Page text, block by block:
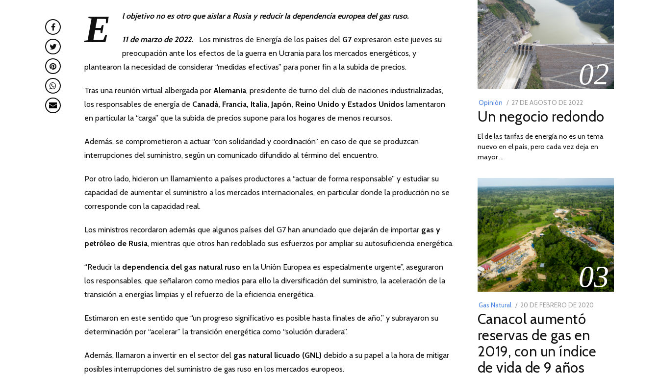
E l objetivo no es otro que aislar a Rusia y reducir la dependencia europea del gas ruso.
11 de marzo de 2022. Los ministros de Energía de los países del G7expresaron este jueves su
preocupación ante los efectos de la guerra en Ucrania para los mercados energéticos, y
plantearon la necesidad de considerar “medidas efectivas” para poner fin a la subida de precios.
Tras una reunión virtual albergada por Alemania, presidente de turno del club de naciones industrializadas,
los responsables de energía de Canadá, Francia, Italia, Japón, Reino Unido y Estados Unidos lamentaron
en particular la “carga” que la subida de precios supone para los hogares de menos recursos.
Además, se comprometieron a actuar “con solidaridad y coordinación” en caso de que se produzcan
interrupciones del suministro, según un comunicado difundido al término del encuentro.
Por otro lado, hicieron un llamamiento a países productores a “actuar de forma responsable” y estudiar su
capacidad de aumentar el suministro a los mercados internacionales, en particular donde la producción no se
corresponde con la capacidad real.
Los ministros recordaron además que algunos países del G7 han anunciado que dejarán de importar gas y
petróleo de Rusia, mientras que otros han redoblado sus esfuerzos por ampliar su autosuficiencia energética.
“Reducir la dependencia del gas natural ruso en la Unión Europea es especialmente urgente”, aseguraron
los responsables, que señalaron como medios para ello la diversificación del suministro, la aceleración de la
transición a energías limpias y el refuerzo de la eficiencia energética.
Estimaron en este sentido que “un progreso significativo es posible hasta finales de año,” y subrayaron su
determinación por “acelerar” la transición energética como “solución duradera”.
Además, llamaron a invertir en el sector del gas natural licuado (GNL) debido a su papel a la hora de mitigar
posibles interrupciones del suministro de gas ruso en los mercados europeos.
02
Opinión
POSTED
ON
27 DE AGOSTO DE 2022
DE
DE
2022
Un negocio redondo
El de las tarifas de energía no es un tema
nuevo en el país, pero cada vez deja en
mayor …
03
Gas Natural
POSTED
ON
20 DE FEBRERO DE 2020
2025
Canacol aumentó
reservas de gas en
2019, con un índice
de vida de 9 años